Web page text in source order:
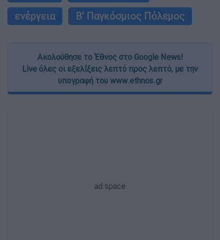
ενέργεια
Β’ Παγκόσμιος Πόλεμος
Ακολούθησε το Έθνος στο Google News!
Live όλες οι εξελίξεις λεπτό προς λεπτό, με την
υπογραφή του www.ethnos.gr